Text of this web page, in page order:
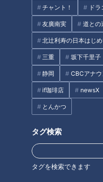
チャント！ ド
友廣南実 道との
北辻利寿の日本はじ
三重 坂下千里子
静岡 CBCアナ
if珈琲店 newsX
とんかつ
タグ検索
タグを検索できます
お年玉はキャッシュレス希望
４割！お正月の伝統行事にも
タグ
チャント！